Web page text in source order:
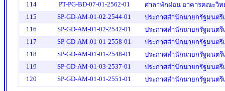
114
PT-PG-BD-07-01-2562-01
ศาลาพักผ่อน อาคารคณะวิ
115
SP-GD-AM-01-02-2544-01
ประกาศสำนักนายกรัฐมนตรี
116
SP-GD-AM-01-02-2542-01
ประกาศสำนักนายกรัฐมนตรี
117
SP-GD-AM-01-01-2558-01
118
SP-GD-AM-01-01-2548-01
119
SP-GD-AM-01-03-2537-01
ประกาศสำนักนายกรัฐมนตรี
120
SP-GD-AM-01-01-2551-01